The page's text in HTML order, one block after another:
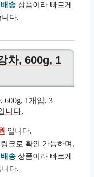
송 상품이라 빠르게
다.
차, 600g, 1
입니다.
크로 확인 가능하며,
송 상품이라 빠르게
다.